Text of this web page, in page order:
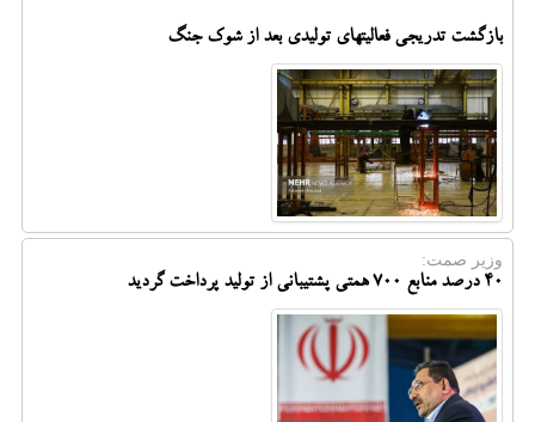
بازگشت تدریجی فعالیتهای تولیدی بعد از شوک جنگ
وزیر صمت:
40 درصد منابع 700 همتی پشتیبانی از تولید پرداخت گردید